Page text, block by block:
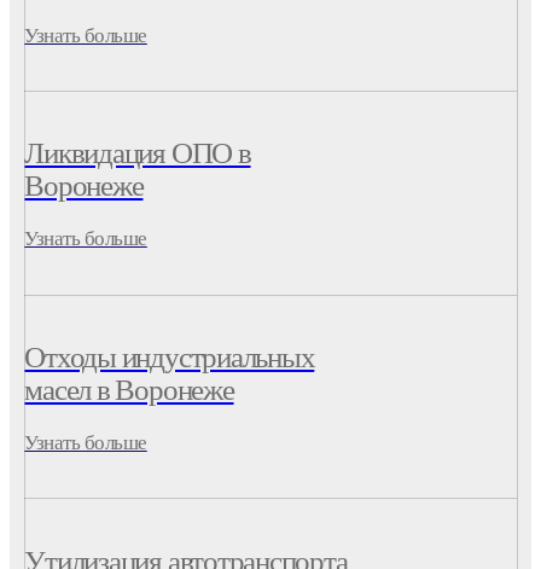
Узнать больше
Ликвидация ОПО в
Воронеже
Узнать больше
Отходы индустриальных
масел в Воронеже
Узнать больше
Утилизация автотранспорта